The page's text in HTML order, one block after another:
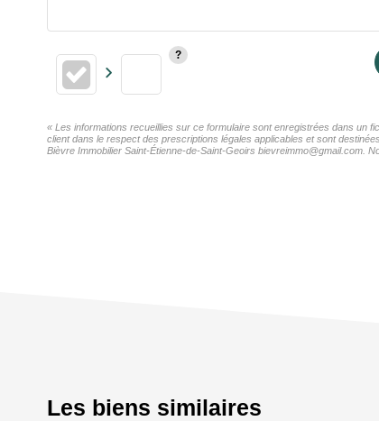
« Les informations recueillies sur ce formulaire sont enregistrées dans un
client dans le respect des prescriptions légales applicables et sont
Bièvre Immobilier Saint-Étienne-de-Saint-Geoirs bievreimmo@gmail.com.
Les biens similaires